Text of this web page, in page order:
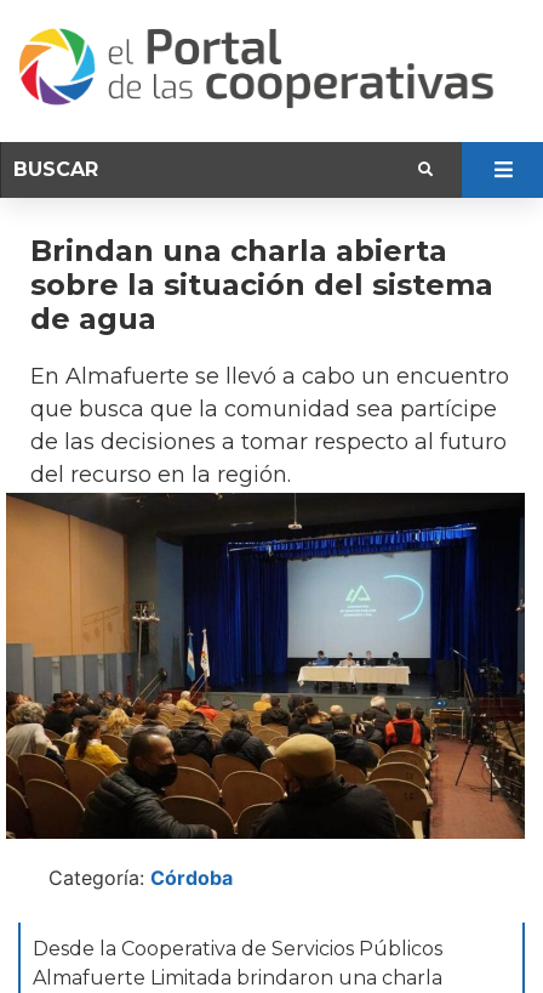
Brindan una charla abierta
sobre la situación del sistema
de agua
En Almafuerte se llevó a cabo un encuentro
que busca que la comunidad sea partícipe
de las decisiones a tomar respecto al futuro
del recurso en la región.
Categoría: Córdoba
Desde la Cooperativa de Servicios Públicos
Almafuerte Limitada brindaron una charla